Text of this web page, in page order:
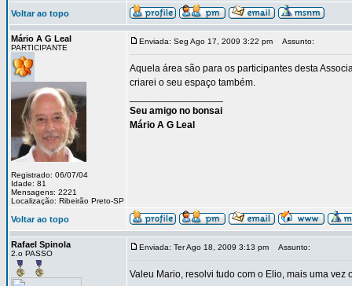
Voltar ao topo
Mário A G Leal
PARTICIPANTE
Registrado: 06/07/04
Idade: 81
Mensagens: 2221
Localização: Ribeirão Preto-SP
Enviada: Seg Ago 17, 2009 3:22 pm Assunto:
Aquela área são para os participantes desta
criarei o seu espaço também.
Seu amigo no bonsai
Mário A G Leal
Voltar ao topo
Rafael Spinola
2.o PASSO
Enviada: Ter Ago 18, 2009 3:13 pm Assunto:
Valeu Mario, resolvi tudo com o Elio, mais uma vez